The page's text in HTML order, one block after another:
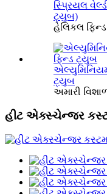
સ્પ્રિયલ
ટ્યુબ)
હેલિકલ
ટ્યુબ
અમારી
હીટ એક્સ્ચેન્જર